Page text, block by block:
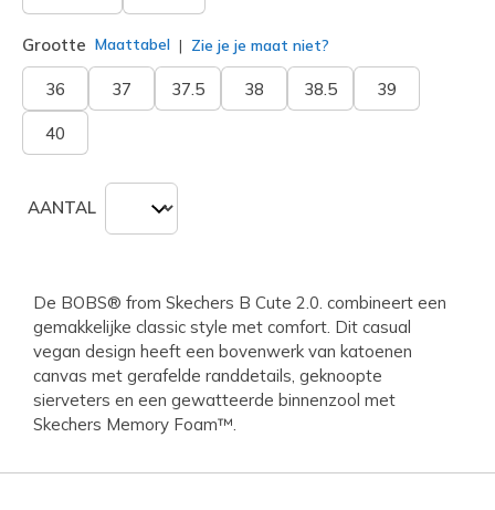
Grootte Maattabel Zie je je maat niet?
36 37 37.5 38 38.5 39
40
AANTAL
De BOBS® from Skechers B Cute 2.0. combineert een
gemakkelijke classic style met comfort. Dit casual
vegan design heeft een bovenwerk van katoenen
canvas met gerafelde randdetails, geknoopte
sierveters en een gewatteerde binnenzool met
Skechers Memory Foam™.